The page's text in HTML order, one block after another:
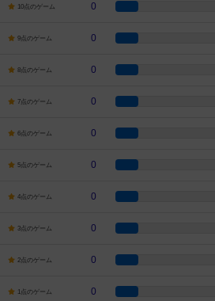
10点のゲーム 0
9点のゲーム 0
8点のゲーム 0
7点のゲーム 0
6点のゲーム 0
5点のゲーム 0
4点のゲーム 0
3点のゲーム 0
2点のゲーム 0
1点のゲーム 0